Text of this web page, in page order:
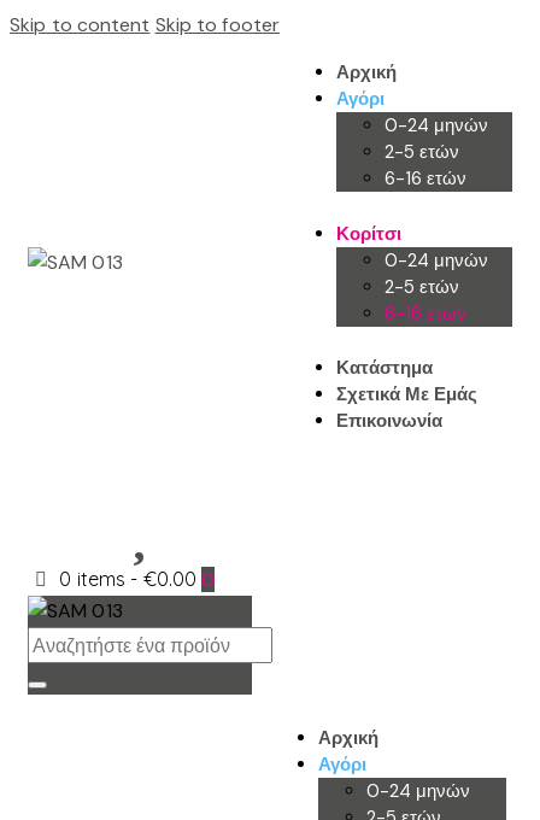
Skip to content Skip to footer
Αρχική
Αγόρι
0-24 μηνών
2-5 ετών
6-16 ετών
Κορίτσι
0-24 μηνών
2-5 ετών
6-16 ετών
Κατάστημα
Σχετικά Με Εμάς
Επικοινωνία
0 items - €0.00 0
Αρχική
Αγόρι
0-24 μηνών